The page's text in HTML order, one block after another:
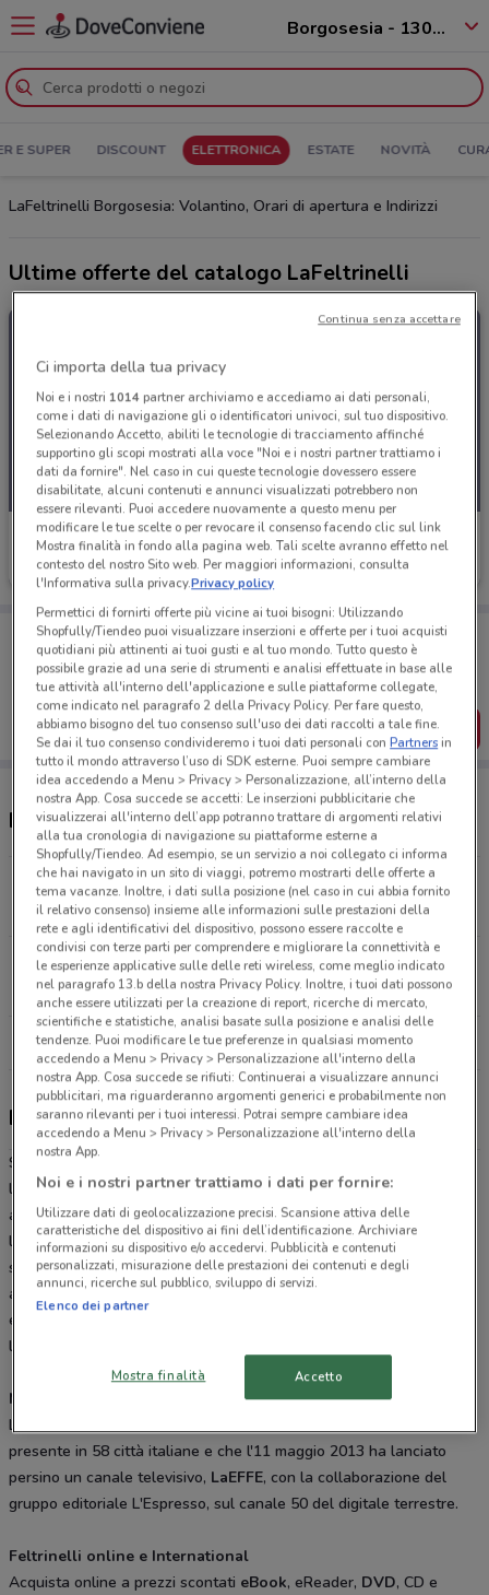
Borgosesia - 13011
E SUPER DISCOUNT ELETTRONICA ESTATE NOVITÀ
LaFeltrinelli Borgosesia: Volantino, Orari di apertura e Indirizzi
Ultime offerte del catalogo LaFeltrinelli
LaFeltrinelli
Scade il 31/08
Porta DoveConviene sempre con te!
Puoi trovare le migliori offerte dei negozi vicino a te,
salvarle e creare la tua lista del risparmio, comodamente
dal tuo cellulare.
SCARICA L’APP
Negozi LaFeltrinelli a Borgosesia
Corso Repubblica, 106 Arona
22.4 km
APERTO
Viale Italia, 36 Biella
23.9 km
APERTO
Tutti i negozi LaFeltrinelli
LaFeltrinelli, offerte e negozi
Sfoglia su DoveConviene.it il volantino online con le
le
offerte su tutti gli articoli e lenovità Feltrinelli; e se vuoi
approfittare degli sconti tutto l’anno, richiedi presso una delle
librerie La Feltrinelli la tuaCarta Più o Multi Più: potrai avere uno
sconto del 15% su tutti i nuovi arrivi, risparmiare il 3% su tutti i tuoi
acquisti, approfittare di convenzioni presso cinema e teatri e di altri
esclusivi vantaggi. Trova la
l’orario di apertura con l’app di DoveConviene.
Molto Più di una libreria
La Feltrinelli è la grande catena di librerie e negozi di musica,
presente in 58 città italiane e che l'11 maggio 2013 ha lanciato
persino un canale televisivo, LaEFFE, con la collaborazione del
gruppo editoriale L'Espresso, sul canale 50 del digitale terrestre.
Feltrinelli online e International
Acquista online a prezzi scontati eBook, eReader, DVD, CD e
Ci importa della tua privacy
Noi e i nostri 1014partner archiviamo e accediamo ai dati personali,
come i dati di navigazione gli o identificatori univoci, sul tuo dispositivo.
Selezionando Accetto, abiliti le tecnologie di tracciamento affinché
supportino gli scopi mostrati alla voce "Noi e i nostri partner trattiamo i
dati da fornire". Nel caso in cui queste tecnologie dovessero essere
disabilitate, alcuni contenuti e annunci visualizzati potrebbero non
essere rilevanti. Puoi accedere nuovamente a questo menu per
modificare le tue scelte o per revocare il consenso facendo clic sul link
Mostra finalità in fondo alla pagina web. Tali scelte avranno effetto nel
contesto del nostro Sito web. Per maggiori informazioni, consulta
l'Informativa sulla privacy.Privacy policy
Permettici di fornirti offerte più vicine ai tuoi bisogni: Utilizzando
Shopfully/Tiendeo puoi visualizzare inserzioni e offerte per i tuoi acquisti
quotidiani più attinenti ai tuoi gusti e al tuo mondo. Tutto questo è
possibile grazie ad una serie di strumenti e analisi effettuate in base alle
tue attività all'interno dell'applicazione e sulle piattaforme collegate,
come indicato nel paragrafo 2 della Privacy Policy. Per fare questo,
abbiamo bisogno del tuo consenso sull'uso dei dati raccolti a tale fine.
Se dai il tuo consenso condivideremo i tuoi dati personali conPartnersin
tutto il mondo attraverso l’uso di SDK esterne. Puoi sempre cambiare
idea accedendo a Menu > Privacy > Personalizzazione, all’interno della
nostra App. Cosa succede se accetti: Le inserzioni pubblicitarie che
visualizzerai all'interno dell’app potranno trattare di argomenti relativi
alla tua cronologia di navigazione su piattaforme esterne a
Shopfully/Tiendeo. Ad esempio, se un servizio a noi collegato ci informa
che hai navigato in un sito di viaggi, potremo mostrarti delle offerte a
tema vacanze. Inoltre, i dati sulla posizione (nel caso in cui abbia fornito
il relativo consenso) insieme alle informazioni sulle prestazioni della
rete e agli identificativi del dispositivo, possono essere raccolte e
condivisi con terze parti per comprendere e migliorare la connettività e
le esperienze applicative sulle delle reti wireless, come meglio indicato
nel paragrafo 13.b della nostra Privacy Policy. Inoltre, i tuoi dati possono
anche essere utilizzati per la creazione di report, ricerche di mercato,
scientifiche e statistiche, analisi basate sulla posizione e analisi delle
tendenze. Puoi modificare le tue preferenze in qualsiasi momento
accedendo a Menu > Privacy > Personalizzazione all'interno della
nostra App. Cosa succede se rifiuti: Continuerai a visualizzare annunci
pubblicitari, ma riguarderanno argomenti generici e probabilmente non
saranno rilevanti per i tuoi interessi. Potrai sempre cambiare idea
accedendo a Menu > Privacy > Personalizzazione all'interno della
nostra App.
Noi e i nostri partner trattiamo i dati per fornire:
Utilizzare dati di geolocalizzazione precisi. Scansione attiva delle
caratteristiche del dispositivo ai fini dell’identificazione. Archiviare
informazioni su dispositivo e/o accedervi. Pubblicità e contenuti
personalizzati, misurazione delle prestazioni dei contenuti e degli
annunci, ricerche sul pubblico, sviluppo di servizi.
Elenco dei partner
Mostra finalità Accetto
Continua senza accettare